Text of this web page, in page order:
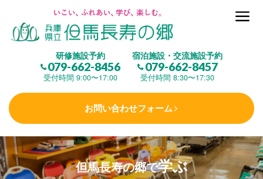
研修施設予約
079-662-8456
受付時間 9:00〜17:00
宿泊施設・交流施設予約
079-662-8457
受付時間 8:30〜17:30
お問い合わせフォーム
但馬長寿の郷とは
(研修施設)
楽しむ
学 ぶ(健康福祉)但馬長寿の郷で学ぶ